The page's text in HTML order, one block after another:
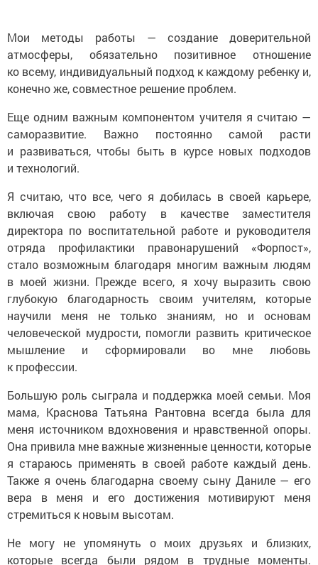
Мои методы работы — создание доверительной
атмосферы, обязательно позитивное отношение
ко всему, индивидуальный подход к каждому ребенку и,
конечно же, совместное решение проблем.
Еще одним важным компонентом учителя я считаю —
саморазвитие. Важно постоянно самой расти
и развиваться, чтобы быть в курсе новых подходов
и технологий.
Я считаю, что все, чего я добилась в своей карьере,
включая свою работу в качестве заместителя
директора по воспитательной работе и руководителя
отряда профилактики правонарушений «Форпост»,
стало возможным благодаря многим важным людям
в моей жизни. Прежде всего, я хочу выразить свою
глубокую благодарность своим учителям, которые
научили меня не только знаниям, но и основам
человеческой мудрости, помогли развить критическое
мышление и сформировали во мне любовь
к профессии.
Большую роль сыграла и поддержка моей семьи. Моя
мама, Краснова Татьяна Рантовна всегда была для
меня источником вдохновения и нравственной опоры.
Она привила мне важные жизненные ценности, которые
я стараюсь применять в своей работе каждый день.
Также я очень благодарна своему сыну Даниле — его
вера в меня и его достижения мотивируют меня
стремиться к новым высотам.
Не могу не упомянуть о моих друзьях и близких,
которые всегда были рядом в трудные моменты.